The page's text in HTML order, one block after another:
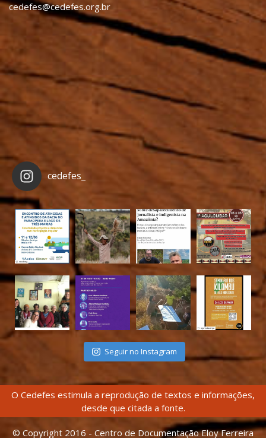
cedefes@cedefes.org.br
cedefes_
Seguir no Instagram
O Cedefes estimula a reprodução de textos e informações,
desde que citada a fonte.
© Copyright 2016 - Centro de Documentação Eloy Ferreira